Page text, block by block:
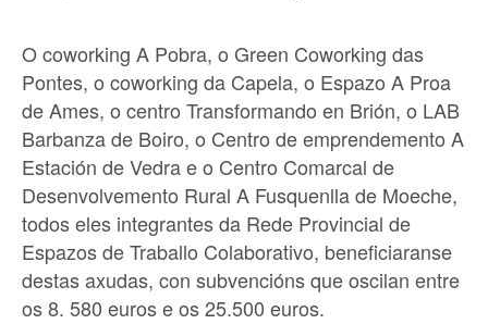
O coworking A Pobra, o Green Coworking das
Pontes, o coworking da Capela, o Espazo A Proa
de Ames, o centro Transformando en Brión, o LAB
Barbanza de Boiro, o Centro de emprendemento A
Estación de Vedra e o Centro Comarcal de
Desenvolvemento Rural A Fusquenlla de Moeche,
todos eles integrantes da Rede Provincial de
Espazos de Traballo Colaborativo, beneficiaranse
destas axudas, con subvencións que oscilan entre
os 8. 580 euros e os 25.500 euros.